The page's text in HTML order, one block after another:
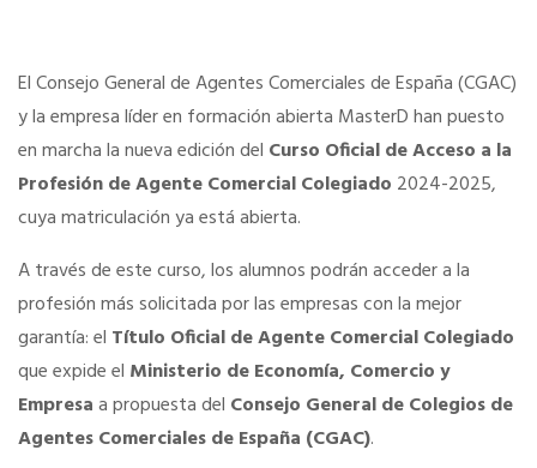
Tu Carnet Profesional, ahora Digital
Ahorra en carburantes
VENTAJAS EN SEGUROS
Formación gratuita
El Consejo General de Agentes Comerciales de España (CGAC)
y la empresa líder en formación abierta MasterD han puesto
en marcha la nueva edición del Curso Oficial de Acceso a la
Profesión de Agente Comercial Colegiado 2024-2025,
cuya matriculación ya está abierta.
A través de este curso, los alumnos podrán acceder a la
profesión más solicitada por las empresas con la mejor
garantía: el Título Oficial de Agente Comercial Colegiado
que expide el Ministerio de Economía, Comercio y
Empresaa propuesta del Consejo General de Colegios de
Agentes Comerciales de España (CGAC).